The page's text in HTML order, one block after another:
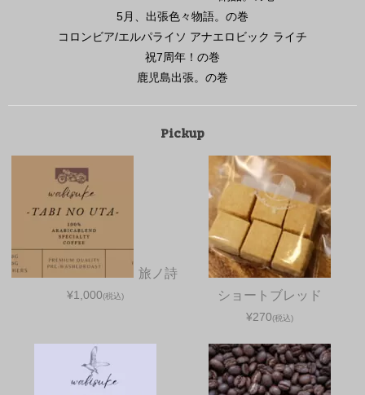
5月、出張色々物語。の巻
コロンビア/エルパライソ アナエロビック ライチ
祝7周年！の巻
鹿児島出張。の巻
Pickup
旅ノ詩
¥1,000(税込) ショートブレッド
¥270(税込)